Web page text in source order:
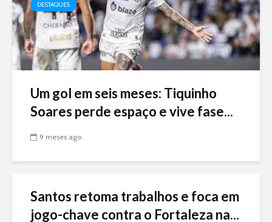
DESTAQUES
Um gol em seis meses: Tiquinho
Soares perde espaço e vive fase...
9 meses ago
Santos retoma trabalhos e foca em
jogo-chave contra o Fortaleza na...